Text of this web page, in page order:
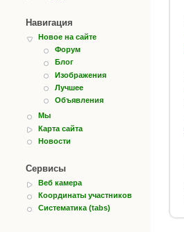
Навигация
Новое на сайте
Форум
Блог
Изображения
Лучшее
Объявления
Мы
Карта сайта
Новости
Сервисы
Веб камера
Координаты участников
Систематика (tabs)